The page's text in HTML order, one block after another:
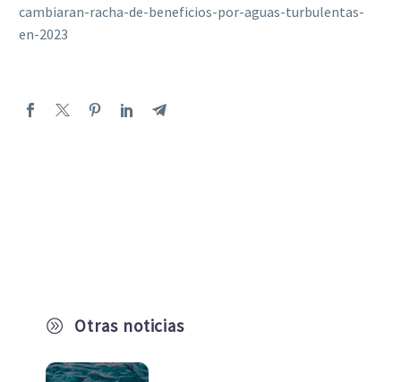
A Otras noticias
cambiaran-racha-de-beneficios-por-aguas-turbulentas-
en-2023